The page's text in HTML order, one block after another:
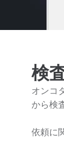
検
オンコ
から検
依頼に